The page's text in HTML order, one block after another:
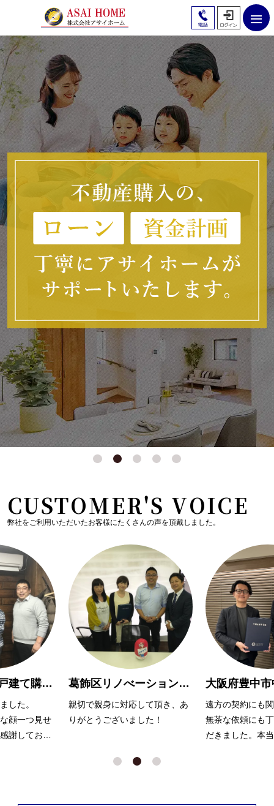
CUSTOMER'S VOICE
弊社をご利用いただいたお客様にたくさんの声を頂戴しました。
葛飾区リノべーションマンション購入 O様
て頂き、あ
た！
大阪府豊中市中古マンション購入Y様
遠方の契約にも関わらず、また
無茶な依頼にも丁寧に対応いた
大変お世話にな
無理を言っても
ず、努力いただ